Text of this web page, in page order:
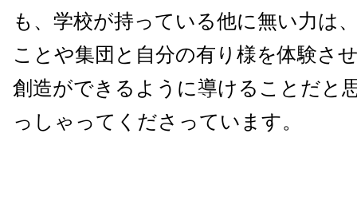
も、学校が持っている他に無い力は
ことや集団と自分の有り様を体験さ
創造ができるように導けることだと
っしゃってくださっています。